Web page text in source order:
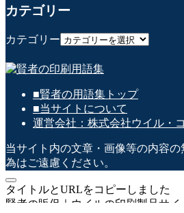
カテゴリー
カテゴリー
■賢者の用語集トップ
■当サイトについて
運営会社：株式会社ウイル・
当サイト内の文章・画像等の内容
為はご遠慮ください。
タイトルとURLをコピーしました
賢者の販促｜ウイルの印刷製品サイ